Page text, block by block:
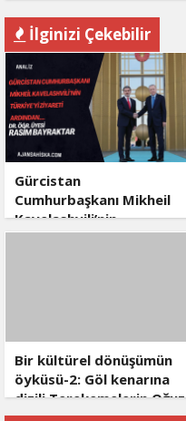
İlginizi Çekebilir
Gürcistan
Cumhurbaşkanı Mikheil
Kavelashvili’nin
Türkiye’yi ziyareti
Bir kültürel dönüşümün
öyküsü-2: Göl kenarına
dizili Terekemelerin Oğuz